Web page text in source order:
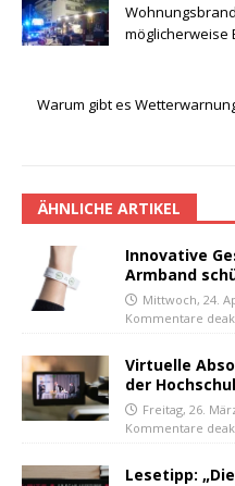
möglicherweise
Warum gibt es
ÄHNLICHE ARTIKEL
Innovative
Armband
Mittwoch, 24.
Kommentare
Virtuelle
der
Freitag, 26.
Kommentare
Lesetipp: